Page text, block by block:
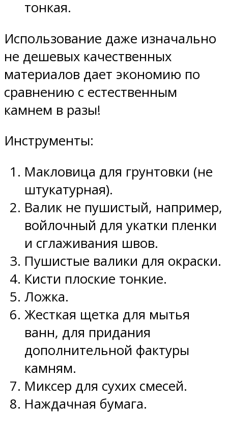
тонкая.
Использование даже изначально
не дешевых качественных
материалов дает экономию по
сравнению с естественным
камнем в разы!
Инструменты:
Макловица для грунтовки (не
штукатурная).
Валик не пушистый, например,
войлочный для укатки пленки
и сглаживания швов.
Пушистые валики для окраски.
Кисти плоские тонкие.
Ложка.
Жесткая щетка для мытья
ванн, для придания
дополнительной фактуры
камням.
Миксер для сухих смесей.
Наждачная бумага.